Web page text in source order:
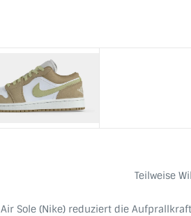
Teilweise
Air Sole (Nike) reduziert die